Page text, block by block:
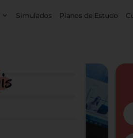
Simulados Planos de Estudo